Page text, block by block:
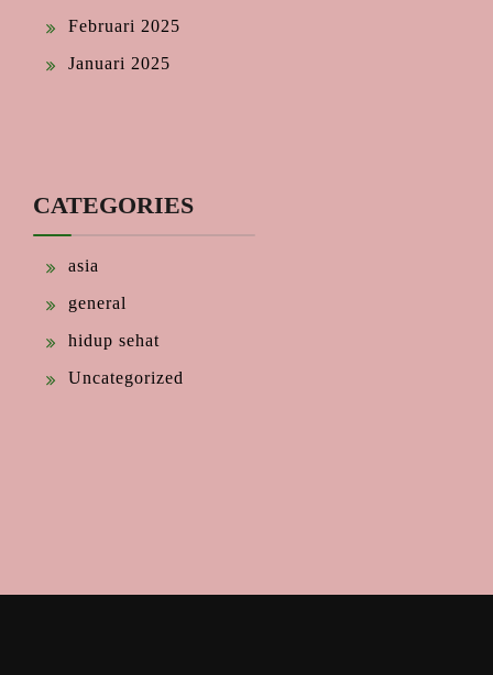
Februari 2025
Januari 2025
CATEGORIES
asia
general
hidup sehat
Uncategorized